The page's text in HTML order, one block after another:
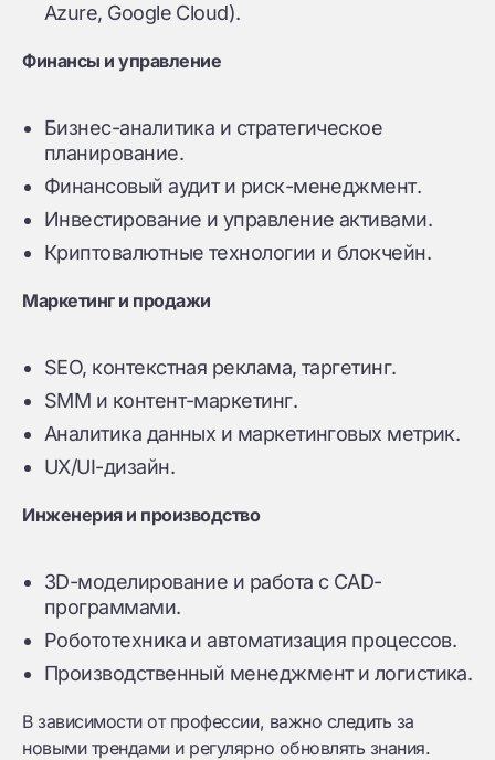
Azure, Google Cloud).
Финансы и управление
Бизнес-аналитика и стратегическое
планирование.
Финансовый аудит и риск-менеджмент.
Инвестирование и управление активами.
Криптовалютные технологии и блокчейн.
Маркетинг и продажи
SEO, контекстная реклама, таргетинг.
SMM и контент-маркетинг.
Аналитика данных и маркетинговых метрик.
UX/UI-дизайн.
Инженерия и производство
3D-моделирование и работа с CAD-
программами.
Робототехника и автоматизация процессов.
Производственный менеджмент и логистика.
В зависимости от профессии, важно следить за
новыми трендами и регулярно обновлять знания.